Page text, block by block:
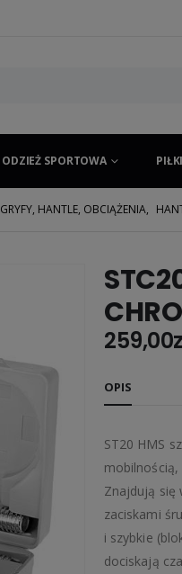
ODZIEŻ SPORTOWA PIŁKI
GRYFY, HANTLE, OBCIĄŻENIA,
259,00
OPIS
ST20 HMS
mobilnością,
Znajdują się
zaciskami
i szybkie
dociskają